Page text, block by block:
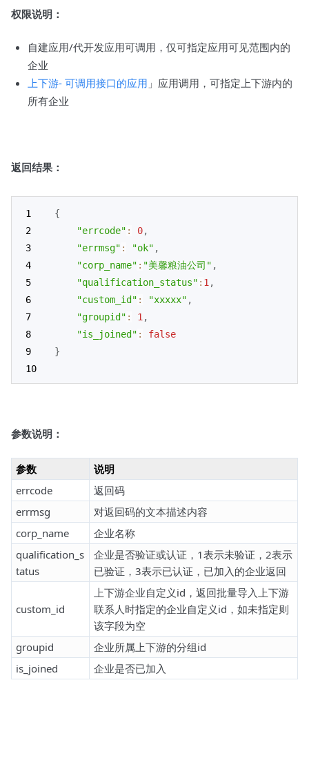
权限说明：
自建应用/代开发应用可调用，仅可指定应用可见范围内的
企业
上下游- 可调用接口的应用 」应用调用，可指定上下游内的
所有企业
返回结果：
{
"errcode" : 0,
"errmsg" : "ok" ,
"corp_name" : "美馨粮油公司" ,
"qualification_status" : 1,
"custom_id" : "xxxxx" ,
"groupid" : 1,
"is_joined" :
false
}
参数说明：
参数
说明
errcode
返回码
errmsg
对返回码的文本描述内容
corp_name
企业名称
qualification_s
tatus
企业是否验证或认证，1表示未验证，2表示
已验证，3表示已认证，已加入的企业返回
custom_id
上下游企业自定义id，返回批量导入上下游
联系人时指定的企业自定义id，如未指定则
该字段为空
groupid
企业所属上下游的分组id
is_joined
企业是否已加入